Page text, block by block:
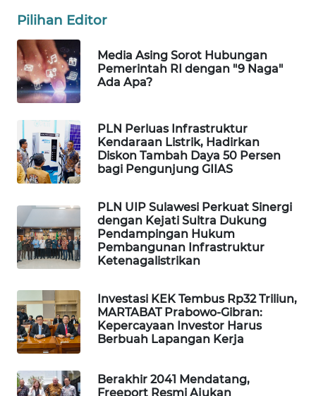
Pilihan Editor
Media Asing Sorot Hubungan
Pemerintah RI dengan "9 Naga"
Ada Apa?
PLN Perluas Infrastruktur
Kendaraan Listrik, Hadirkan
Diskon Tambah Daya 50 Persen
bagi Pengunjung GIIAS
PLN UIP Sulawesi Perkuat Sinergi
dengan Kejati Sultra Dukung
Pendampingan Hukum
Pembangunan Infrastruktur
Ketenagalistrikan
Investasi KEK Tembus Rp32 Triliun,
MARTABAT Prabowo-Gibran:
Kepercayaan Investor Harus
Berbuah Lapangan Kerja
Berakhir 2041 Mendatang,
Freeport Resmi Ajukan
WAHANANEWS
NET
WAHANA
WAHANA
UMKM
WAHANA
PERSONA
WAHANA
OTOMOTIF
HEALTH